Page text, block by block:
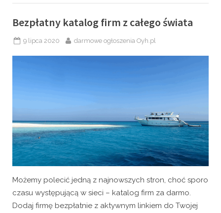
warto
specjalistą
Bezpłatny katalog firm z całego świata
Posted
9 lipca 2020 By
darmowe ogłoszenia Oyh.pl
Możemy polecić jedną z najnowszych stron, choć sporo
czasu występującą w sieci – katalog firm za darmo.
Dodaj firmę bezpłatnie z aktywnym linkiem do Twojej